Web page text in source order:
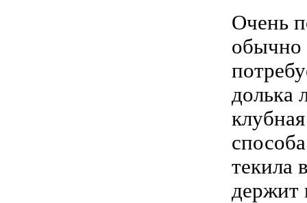
Очень
обычно
долька
текила
держит